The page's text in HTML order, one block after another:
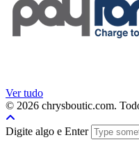
Ver tudo
© 2026 chrysboutic.com.
Digite algo e Enter